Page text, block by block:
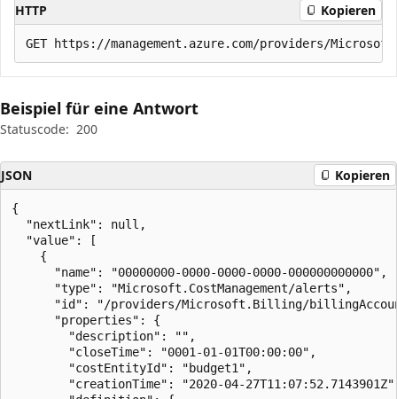
HTTP Kopieren
Beispiel für eine Antwort
Statuscode: 200
JSON Kopieren
{
  "nextLink": null,
  "value": [
    {
      "name": "00000000-0000-0000-0000-000000000000",
      "type": "Microsoft.CostManagement/alerts",
"id": "/providers/Microsoft.Billing/
      "properties": {
        "description": "",
        "closeTime": "0001-01-01T00:00:00",
        "costEntityId": "budget1",
"creationTime": "2020-04-